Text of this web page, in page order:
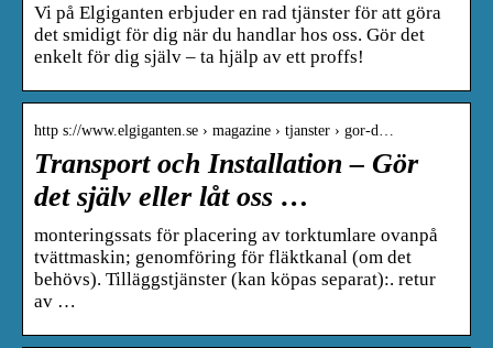
Vi på Elgiganten erbjuder en rad tjänster för att göra
det smidigt för dig när du handlar hos oss. Gör det
enkelt för dig själv – ta hjälp av ett proffs!
http s://www.elgiganten.se › magazine › tjanster › gor-d…
Transport och Installation – Gör
det själv eller låt oss …
monteringssats för placering av torktumlare ovanpå
tvättmaskin; genomföring för fläktkanal (om det
behövs). Tilläggstjänster (kan köpas separat):. retur
av …